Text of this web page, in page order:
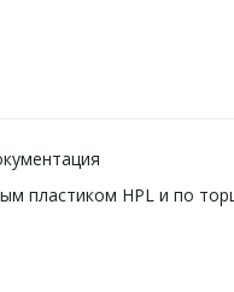
пластиком HPL и по